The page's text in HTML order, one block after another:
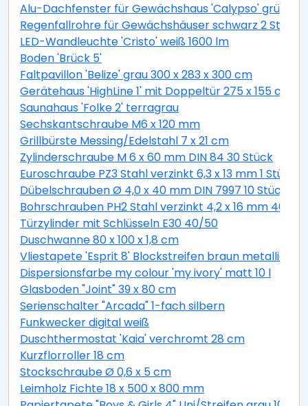
Alu-Dachfenster für Gewächshaus 'Calypso' grün
Regenfallrohre für Gewächshäuser schwarz 2 Stück
LED-Wandleuchte 'Cristo' weiß 1600 lm
Boden 'Brück 5'
Faltpavillon 'Belize' grau 300 x 283 x 300 cm
Gerätehaus 'HighLine 1' mit Doppeltür 275 x 155 cm
Saunahaus 'Folke 2' terragrau
Sechskantschraube M6 x 120 mm
Grillbürste Messing/Edelstahl 7 x 21 cm
Zylinderschraube M 6 x 60 mm DIN 84 30 Stück
Euroschraube PZ3 Stahl verzinkt 6,3 x 13 mm 1 Stück
Dübelschrauben Ø 4,0 x 40 mm DIN 7997 10 Stück
Bohrschrauben PH2 Stahl verzinkt 4,2 x 16 mm 40
Türzylinder mit Schlüsseln E30 40/50
Duschwanne 80 x 100 x 1,8 cm
Vliestapete 'Esprit 8' Blockstreifen braun metallic
Dispersionsfarbe my colour 'my ivory' matt 10 l
Glasboden "Joint" 39 x 80 cm
Serienschalter "Arcada" 1-fach silbern
Funkwecker digital weiß
Duschthermostat 'Kaia' verchromt 28 cm
Kurzflorroller 18 cm
Stockschraube Ø 0,6 x 5 cm
Leimholz Fichte 18 x 500 x 800 mm